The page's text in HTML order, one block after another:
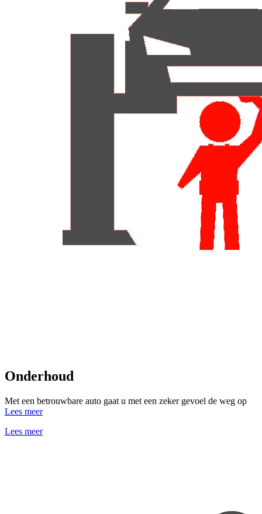
Onderhoud
Met een betrouwbare auto gaat u met een zeker gevoel de weg op
Lees meer
Lees meer